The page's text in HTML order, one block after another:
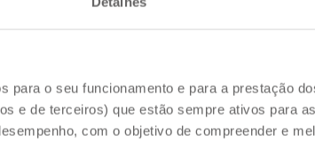
para o seu funcionamento e para a prestação
e de terceiros) que estão sempre ativos para
com o objetivo de compreender e